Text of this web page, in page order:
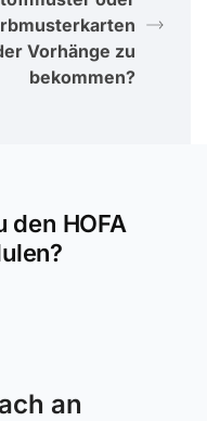
Vorhänge zu
bekommen?
den HOFA
an